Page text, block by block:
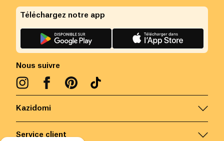
Kazidomi
Service client
Nous suivre
Téléchargez notre app